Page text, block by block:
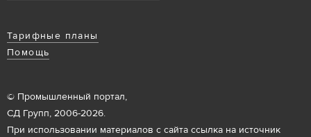
Тарифные планы
Помощь
© Промышленный портал,
СД Групп, 2006-2026.
При использовании материалов с сайта ссылка на источник